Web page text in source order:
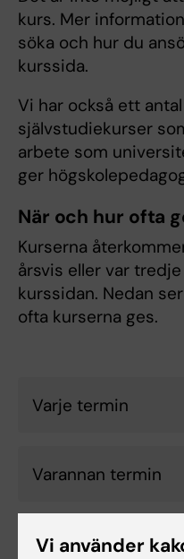
kurs. Mer
söka och hur du
kurssida.
Vi har också ett
självstudiekurser
arbete som
ger
När och hur ofta
Kurserna
årsvis eller var
kurssidan. Nedan
ofta kurserna ges.
Varje termin
Varannan termin
Var tredje termin
Vi använder